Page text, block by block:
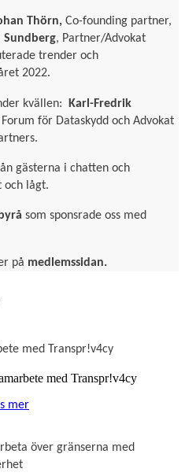
Thörn, Co-founding partner,
Sundberg, Partner/Advokat
trender och
2022.
kvällen:
Karl-Fredrik
för Dataskydd och Advokat
gästerna i chatten och
och lågt.
som sponsrade oss med
på medlemssidan.
med Transpr!v4cy
mer